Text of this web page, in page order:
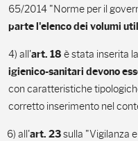
65/2014 "Norme per il
parte l'elenco dei volumi
4) all'art. 18 è stata inserita
igienico-sanitari devono
con caratteristiche
corretto inserimento nel
6) all'art. 23sulla "Vigilanza